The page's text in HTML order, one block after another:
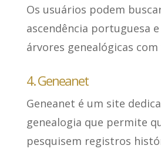
Os usuários podem
ascendência portuguesa e
árvores genealógicas
4. Geneanet
Geneanet é um site
genealogia que permite
pesquisem registros